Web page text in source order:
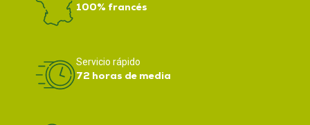
100% francés
Servicio rápido
72 horas de media